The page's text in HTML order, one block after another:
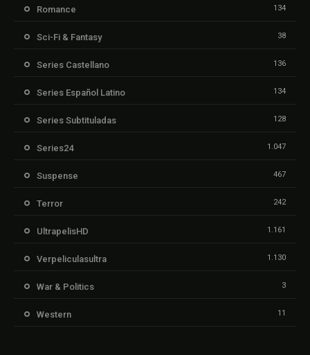
Romance 134
Sci-Fi & Fantasy 38
Series Castellano 136
Series Español Latino 134
Series Subtituladas 128
Series24 1.047
Suspense 467
Terror 242
UltrapelisHD 1.161
Verpeliculasultra 1.130
War & Politics 3
Western 11